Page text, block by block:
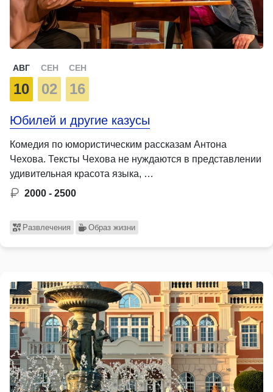
АВГ
10
СЕН
02
СЕН
16
Юбилей и другие казусы
Комедия по юмористическим рассказам Антона
Чехова. Тексты Чехова не нуждаются в представлении
удивительная красота языка, …
2000 - 2500
Развлечения Образ жизни